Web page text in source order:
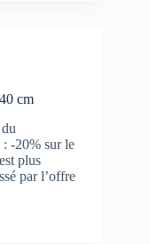
cm
-20% sur le
plus
par l’offre